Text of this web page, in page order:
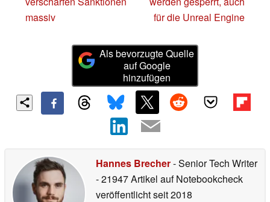
massiv
für die Unreal Engine
Als bevorzugte Quelle
auf Google
hinzufügen
Hannes Brecher- Senior Tech Writer
- 21947 Artikel auf Notebookcheck
veröffentlichtseit 2018